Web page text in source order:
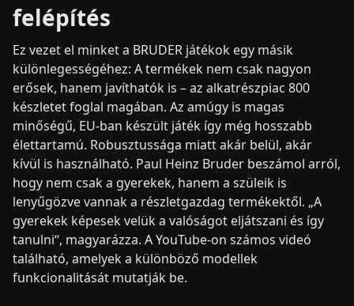
felépítés
Ez vezet el minket a BRUDER játékok egy másik
különlegességéhez: A termékek nem csak nagyon
erősek, hanem javíthatók is – az alkatrészpiac 800
készletet foglal magában. Az amúgy is magas
minőségű, EU-ban készült játék így még hosszabb
élettartamú. Robusztussága miatt akár belül, akár
kívül is használható. Paul Heinz Bruder beszámol arról,
hogy nem csak a gyerekek, hanem a szüleik is
lenyűgözve vannak a részletgazdag termékektől. „A
gyerekek képesek velük a valóságot eljátszani és így
tanulni“, magyarázza. A YouTube-on számos videó
található, amelyek a különböző modellek
funkcionalitását mutatják be.